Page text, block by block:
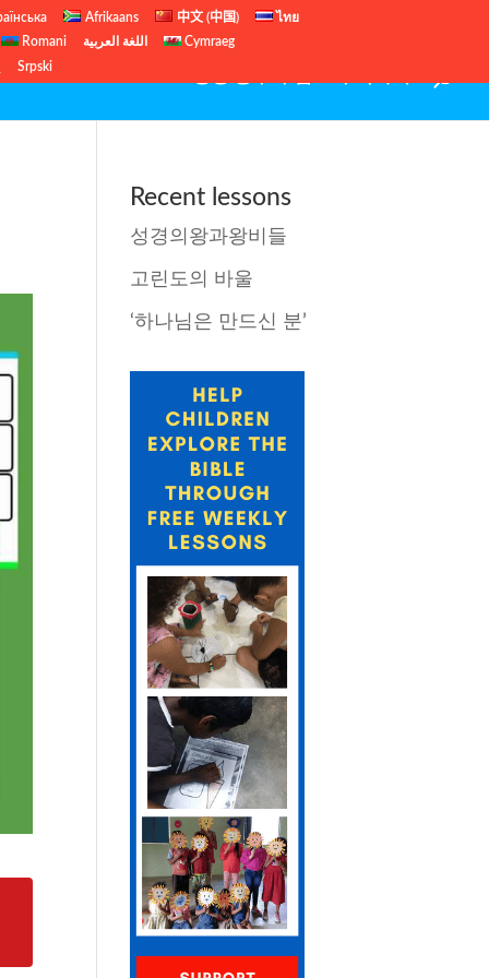
Afrikaans 中文 (中国)
ไทย
Romani
اللغة العربية
Cymraeg
Srpski
Recent lessons
성경의왕과왕비들
고린도의 바울
‘하나님은 만드신 분’